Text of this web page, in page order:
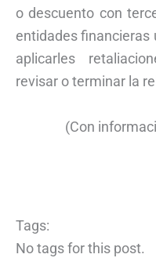
o descuento con
entidades financieras
aplicarles
revisar o terminar la
(Con
Tags:
No tags for this post.